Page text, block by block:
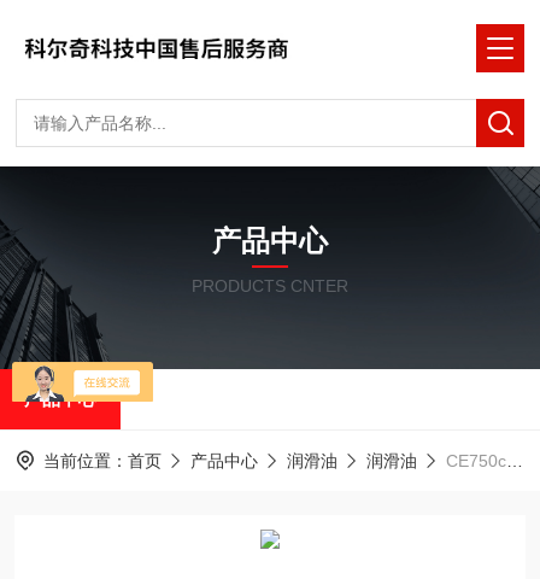
产品中心
PRODUCTS CNTER
产品中心
当前位置： 首页 产品中心 润滑油 润滑油 CE750ce750呼吸空气压缩机食品级合成润滑油